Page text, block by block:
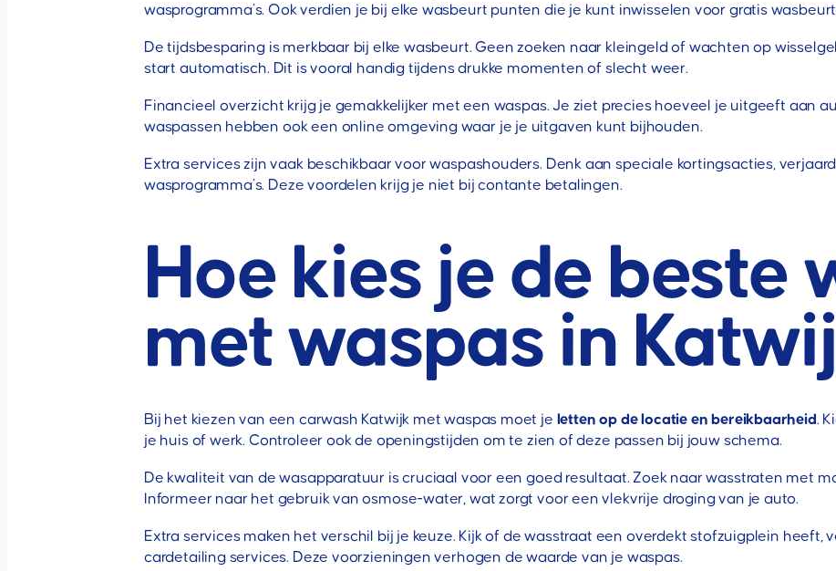
wasprogramma’s. Ook verdien je bij elke wasbeurt punten die je kunt inwisselen voor gratis
De tijdsbesparing is merkbaar bij elke wasbeurt. Geen zoeken naar kleingeld of wachten op
start automatisch. Dit is vooral handig tijdens drukke momenten of slecht weer.
Financieel overzicht krijg je gemakkelijker met een waspas. Je ziet precies hoeveel je uitgeeft aan
waspassen hebben ook een online omgeving waar je je uitgaven kunt bijhouden.
Extra services zijn vaak beschikbaar voor waspashouders. Denk aan speciale kortingsacties,
wasprogramma’s. Deze voordelen krijg je niet bij contante betalingen.
Hoe kies je de beste
met waspas in
Bij het kiezen van een carwash Katwijk met waspas moet je letten op de locatie en bereikbaarheid.
je huis of werk. Controleer ook de openingstijden om te zien of deze passen bij jouw schema.
De kwaliteit van de wasapparatuur is cruciaal voor een goed resultaat. Zoek naar wasstraten met
Informeer naar het gebruik van osmose-water, wat zorgt voor een vlekvrije droging van je auto.
Extra services maken het verschil bij je keuze. Kijk of de wasstraat een overdekt stofzuigplein
cardetailing services. Deze voorzieningen verhogen de waarde van je waspas.